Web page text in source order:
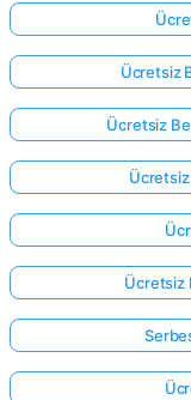
Ücretsiz
Ücretsiz
Ücretsiz
Ücretsiz